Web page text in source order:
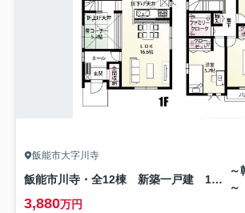
飯能市大字川寺
飯能市川寺・全12棟 新築一戸建 10号棟
～
～
3,880万円